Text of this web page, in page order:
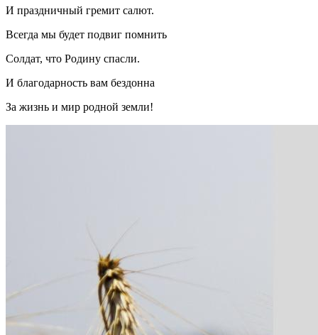
И праздничный гремит салют.
Всегда мы будет подвиг помнить
Солдат, что Родину спасли.
И благодарность вам бездонна
За жизнь и мир родной земли!